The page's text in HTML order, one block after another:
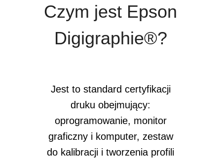
Czym jest Epson
Digigraphie®?
Jest to standard certyfikacji
druku obejmujący:
oprogramowanie, monitor
graficzny i komputer, zestaw
do kalibracji i tworzenia profili